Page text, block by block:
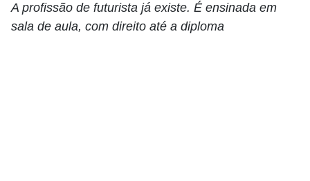
A profissão de futurista já existe. É ensinada em
sala de aula, com direito até a diploma